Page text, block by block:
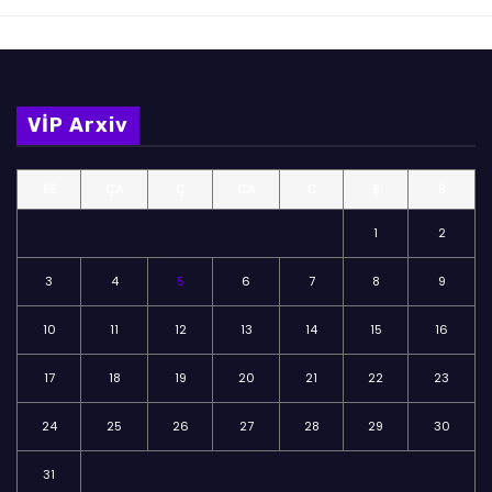
VİP Arxiv
1 2
3 4 5 6 7 8 9
10 11 12 13 14 15 16
17 18 19 20 21 22 23
24 25 26 27 28 29 30
31